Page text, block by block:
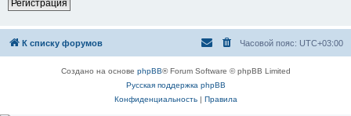
Регистрация
К списку форумов Часовой пояс: UTC+03:00
Создано на основе phpBB® Forum Software © phpBB Limited
Русская поддержка phpBB
Конфиденциальность| Правила